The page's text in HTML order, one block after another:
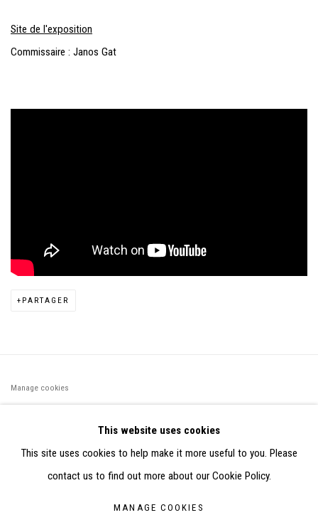
Site de l'exposition
Commissaire : Janos Gat
PARTAGER
Manage cookies
PARTIR DES DONNÉES COLLECTÉES PAR ELISABETH KLIMOFF
DE 2015 À 2019
SITE BY ARTLOGIC
This website uses cookies
This site uses cookies to help make it more useful to you. Please
contact us to find out more about our Cookie Policy.
MANAGE COOKIES